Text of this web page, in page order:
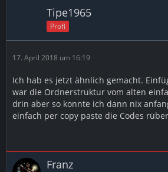
Tipe1965
Profi
17. April 2018 um 16:19
Ich hab es jetzt ähnlich gemacht.
war die Ordnerstruktur vom alten
drin aber so konnte ich dann nix
einfach per copy paste die Codes
Franz